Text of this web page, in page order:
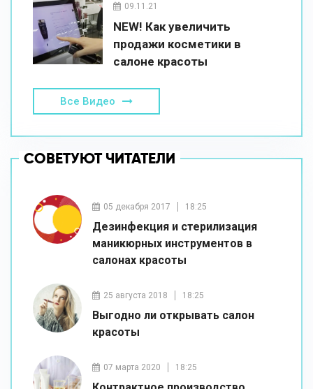
09.11.21
NEW! Как увеличить
продажи косметики в
салоне красоты
Все Видео
СОВЕТУЮТ ЧИТАТЕЛИ
05 декабря 2017 18:25
Дезинфекция и стерилизация
маникюрных инструментов в
салонах красоты
25 августа 2018 18:25
Выгодно ли открывать салон
красоты
07 марта 2020 18:25